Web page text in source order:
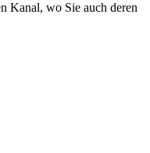
Kanal, wo Sie auch deren